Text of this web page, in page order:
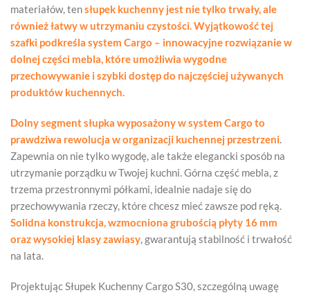
materiałów, tensłupek kuchenny jest nie tylko trwały, ale
również łatwy w utrzymaniu czystości . Wyjątkowość tej
szafki podkreśla system Cargo – innowacyjne rozwiązanie w
dolnej części mebla , które umożliwia wygodne
przechowywanie i szybki dostęp do najczęściej używanych
produktów kuchennych.
Dolny segment słupka wyposażony w system Cargo to
prawdziwa rewolucja w organizacji kuchennej przestrzeni
Zapewnia on nie tylko wygodę, ale także elegancki sposób na
utrzymanie porządku w Twojej kuchni. Górna część mebla, z
trzema przestronnymi półkami, idealnie nadaje się do
przechowywania rzeczy, które chcesz mieć zawsze pod ręką.
Solidna konstrukcja, wzmocniona grubością płyty 16 mm
oraz wysokiej klasy zawiasy , gwarantują stabilność i trwałość
na lata.
Projektując Słupek Kuchenny Cargo S30, szczególną uwagę